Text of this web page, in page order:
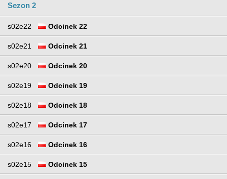
Sezon 2
s02e22 Odcinek 22
s02e21 Odcinek 21
s02e20 Odcinek 20
s02e19 Odcinek 19
s02e18 Odcinek 18
s02e17 Odcinek 17
s02e16 Odcinek 16
s02e15 Odcinek 15